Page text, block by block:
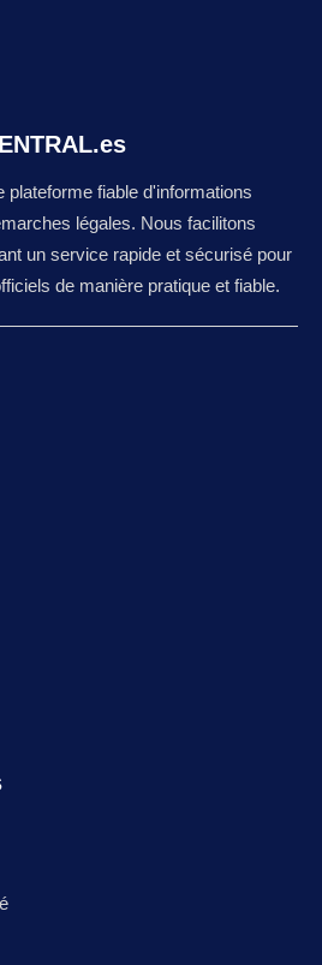
plateforme fiable d'informations
légales. Nous facilitons
un service rapide et sécurisé pour
de manière pratique et fiable.